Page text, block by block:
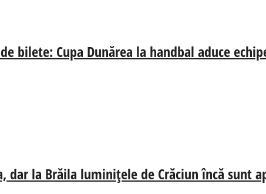
bilete: Cupa Dunărea la handbal aduce
dar la Brăila luminițele de Crăciun încă sunt